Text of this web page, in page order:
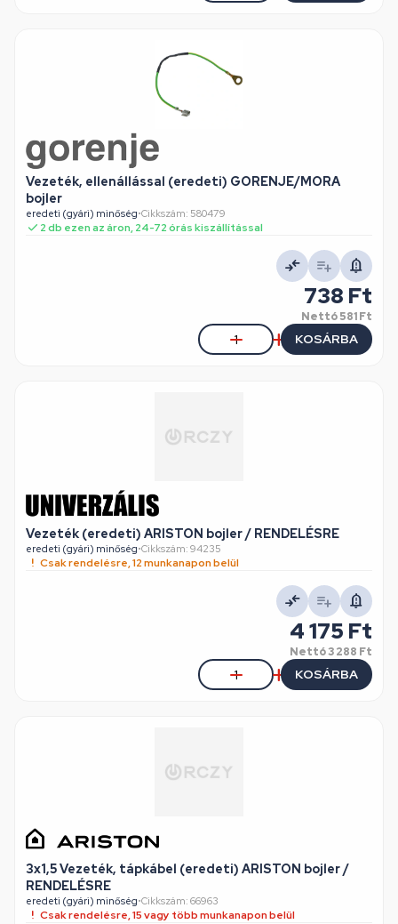
Vezeték, ellenállással (eredeti) GORENJE/MORA
bojler
eredeti (gyári) minőség•Cikkszám: 580479
2 db ezen az áron, 24-72 órás kiszállítással
738 Ft
Nettó581 Ft
KOSÁRBA
Vezeték (eredeti) ARISTON bojler / RENDELÉSRE
eredeti (gyári) minőség•Cikkszám: 94235
Csak rendelésre, 12 munkanapon belül
4 175 Ft
Nettó3 288 Ft
KOSÁRBA
3x1,5 Vezeték, tápkábel (eredeti) ARISTON bojler /
RENDELÉSRE
eredeti (gyári) minőség•Cikkszám: 66963
Csak rendelésre, 15 vagy több munkanapon belül